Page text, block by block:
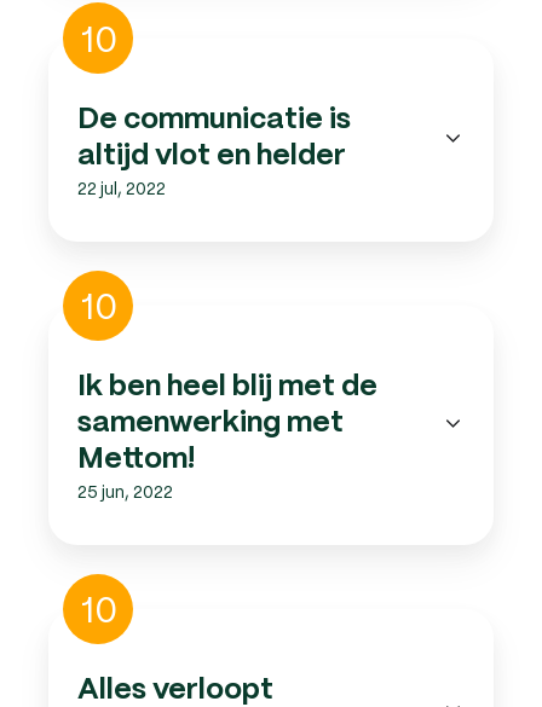
De
communicatie
altijd
vlot
helder
10
De communicatie is
altijd vlot en helder
22 jul, 2022
ben
heel
met
samenwerking
met
10
Ik ben heel blij met de
samenwerking met
Mettom!
25 jun, 2022
Alles
verloopt
professioneel
10
Alles verloopt